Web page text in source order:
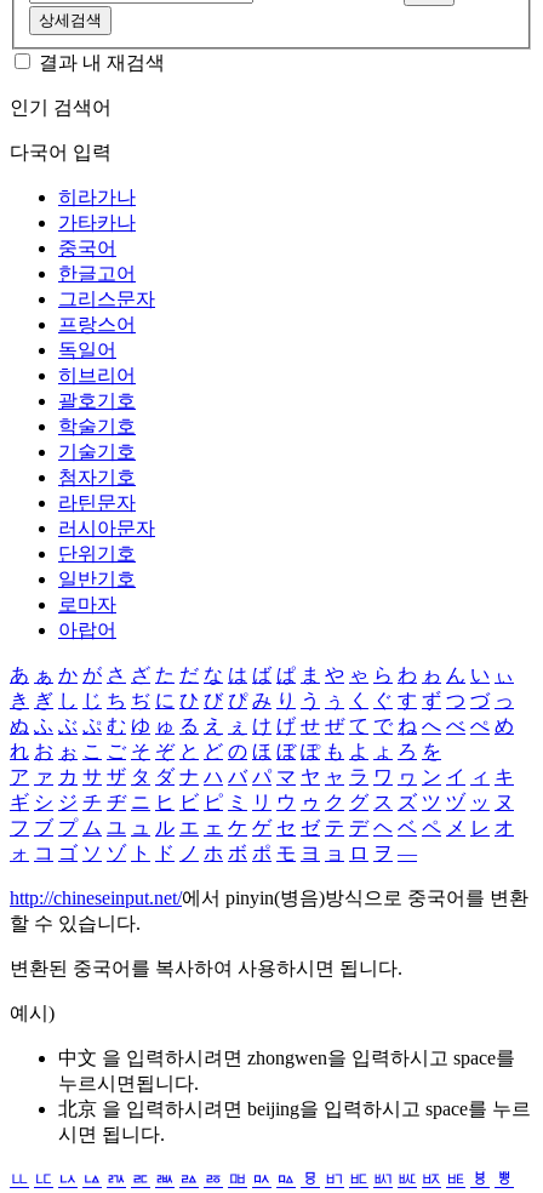
상세검색
결과 내 재검색
인기 검색어
다국어 입력
히라가나
가타카나
중국어
한글고어
그리스문자
프랑스어
독일어
히브리어
괄호기호
학술기호
기술기호
첨자기호
라틴문자
러시아문자
단위기호
일반기호
로마자
아랍어
あ ぁ か が さ ざ た だ な は ば ぱ ま や ゃ ら わ ゎ ん い ぃ
き ぎ し じ ち ぢ に ひ び ぴ み り う ぅ く ぐ す ず つ づ っ
ぬ ふ ぶ ぷ む ゆ ゅ る え ぇ け げ せ ぜ て で ね へ べ ぺ め
れ お ぉ こ ご そ ぞ と ど の ほ ぼ ぽ も よ ょ ろ を
ア ァ カ サ ザ タ ダ ナ ハ バ パ マ ヤ ャ ラ ワ ヮ ン イ ィ キ
ギ シ ジ チ ヂ ニ ヒ ビ ピ ミ リ ウ ゥ ク グ ス ズ ツ ヅ ッ ヌ
フ ブ プ ム ユ ュ ル エ ェ ケ ゲ セ ゼ テ デ ヘ ベ ペ メ レ オ
ォ コ ゴ ソ ゾ ト ド ノ ホ ボ ポ モ ヨ ョ ロ ヲ ―
http://chineseinput.net/에서 pinyin(병음)방식으로 중국어를 변환
할 수 있습니다.
변환된 중국어를 복사하여 사용하시면 됩니다.
예시)
中文 을 입력하시려면 zhongwen을 입력하시고 space를
누르시면됩니다.
北京 을 입력하시려면 beijing을 입력하시고 space를 누르
시면 됩니다.
ㅥ ㅦ ㅧ ㅨ ㅩ ㅪ ㅫ ㅬ ㅭ ㅮ ㅯ ㅰ ㅱ ㅲ ㅳ ㅴ ㅵ ㅶ ㅷ ㅸ
ㅹ